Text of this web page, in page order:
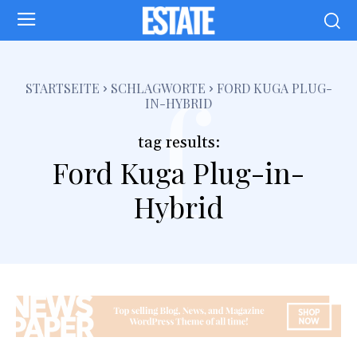
STARTSEITE SCHLAGWORTE
FORD KUGA PLUG-
IN-HYBRID
tag results:
Ford Kuga Plug-in-
Hybrid
f